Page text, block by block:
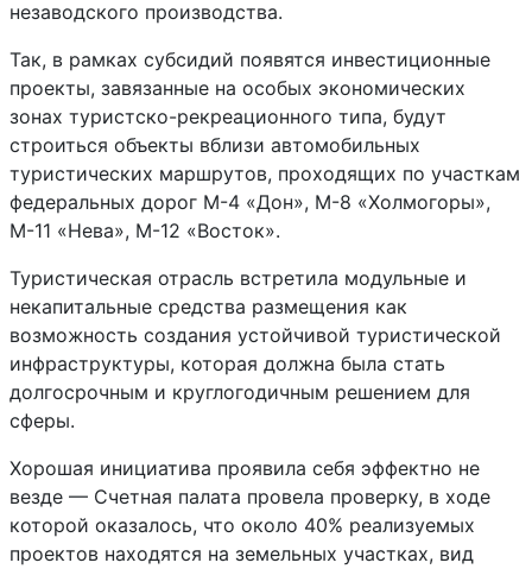
незаводского производства.
Так, в рамках субсидий появятся инвестиционные
проекты, завязанные на особых экономических
зонах туристско-рекреационного типа, будут
строиться объекты вблизи автомобильных
туристических маршрутов, проходящих по участкам
федеральных дорог М-4 «Дон», М-8 «Холмогоры»,
М-11 «Нева», М-12 «Восток».
Туристическая отрасль встретила модульные и
некапитальные средства размещения как
возможность создания устойчивой туристической
инфраструктуры, которая должна была стать
долгосрочным и круглогодичным решением для
сферы.
Хорошая инициатива проявила себя эффектно не
везде — Счетная палата провела проверку, в ходе
которой оказалось, что около 40% реализуемых
проектов находятся на земельных участках, вид